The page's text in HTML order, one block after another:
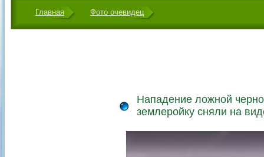
Главная Фото очевидец
Нападение ложной
землеройку сняли на